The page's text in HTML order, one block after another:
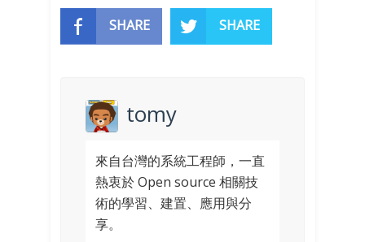
SHARE SHARE
tomy
來自台灣的系統工程師，一直
熱衷於 Open source 相關技
術的學習、建置、應用與分
享。